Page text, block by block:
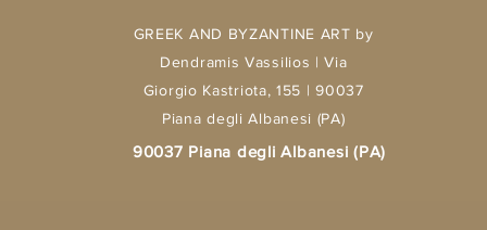
GREEK AND BYZANTINE ART by
Dendramis Vassilios | Via
Giorgio Kastriota, 155 | 90037
Piana degli Albanesi (PA)
90037 Piana degli Albanesi (PA)